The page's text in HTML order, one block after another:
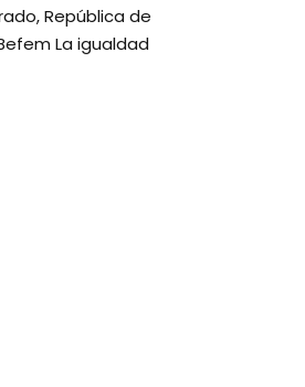
República de
La igualdad